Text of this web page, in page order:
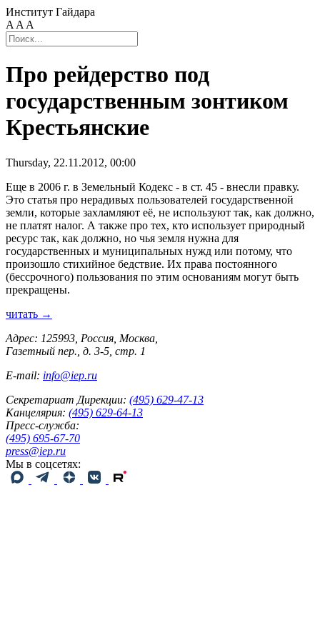
Институт Гайдара
A A A
Про рейдерство под
государственным зонтиком
Крестьянские
Thursday, 22.11.2012, 00:00
Еще в 2006 г. в Земельный Кодекс - в ст. 45 - внесли правку.
Это статья про нерадивых пользователей государственной
земли, которые захламляют её, не используют так, как должно,
не платят налог. А также про тех, кто использует природный
ресурс так, как должно, но чья земля нужна для
государственных и муниципальных нужд или потому, что
произошло стихийное бедствие. Их права постоянного
(бессрочного) пользования по этим основаниям могут быть
прекращены.
читать →
Адрес: 125993, Россия, Москва,
Газетный пер., д. 3-5, стр. 1
E-mail: info@iep.ru
Секретариат Дирекции: (495) 629-47-13
Канцелярия: (495) 629-64-13
Пресс-служба:
(495) 695-67-70
press@iep.ru
Мы в соцсетях: